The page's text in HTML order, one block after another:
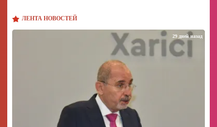
ЛЕНТА НОВОСТЕЙ
29 дней назад